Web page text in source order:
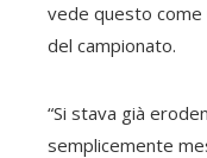
vede questo come
del campionato.
“Si stava già
semplicemente